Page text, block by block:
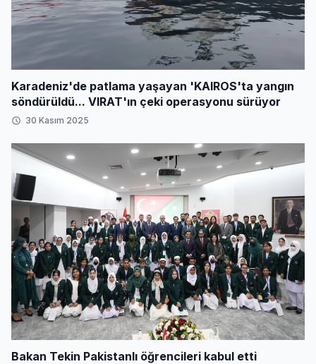
Karadeniz'de patlama yaşayan 'KAIROS'ta yangın
söndürüldü... VIRAT'ın çeki operasyonu sürüyor
30 Kasım 2025
Bakan Tekin Pakistanlı öğrencileri kabul etti